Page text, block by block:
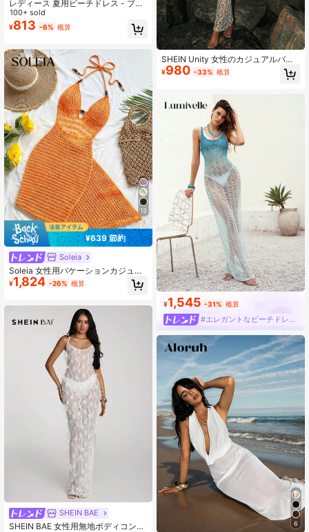
レディース 夏用ビーチドレス - ブラ
ック カジュアル ノースリーブ ドレ
ス、調整可能なストラップ、ポリエ
ステルとスパンデックス混紡生地、
適、ボヘミアンシック
100+ sold
¥813 -6% 概算
13
¥639 節約
Soleia
Soleia 女性用バケーションカジュア
ルバックレスホルターニットドレス
クロシェマキシドレス 夏マキシドレ
ス バケーションドレス 秋冬用
¥1,824 -26% 概算
SHEIN BAE
SHEIN BAE 女性用無地ボディコンシ
SHEIN Unity 女性のカジュアルバケ
ーションビーチパーティーエレガン
トなカバーアップドレス、特殊素材
ドレスボディコンワンピースパーテ
ィードレス女性用ナイトクラブ高級
ドレス写真撮影用ドレス女性用ドレ
スYisikado ドレス
¥980 -33% 概算
¥1,545 -31% 概算
#エレガントなビーチドレス
6